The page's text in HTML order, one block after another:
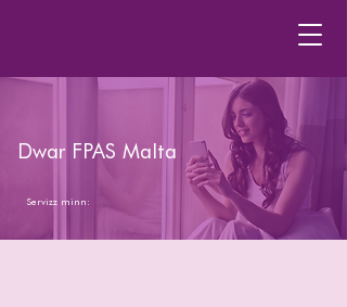
Dwar FPAS Malta
Servizz minn: